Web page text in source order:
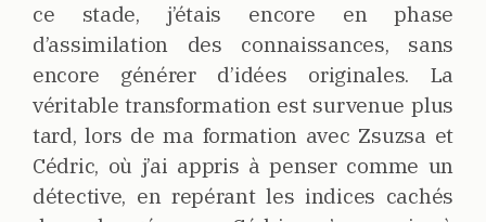
ce stade, j’étais encore en phase
d’assimilation des connaissances, sans
encore générer d’idées originales. La
véritable transformation est survenue plus
tard, lors de ma formation avec Zsuzsa et
Cédric, où j’ai appris à penser comme un
détective, en repérant les indices cachés